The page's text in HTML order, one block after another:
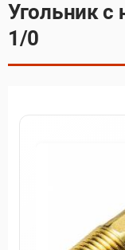
Угольник с
1/0